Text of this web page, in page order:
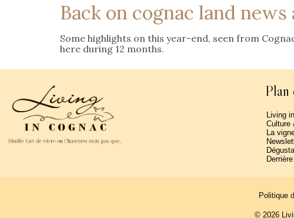
Back on cognac land
Some highlights on this year-end, seen from
here during 12 months.
Plan
Living
Culture
La
Politique
© 2026